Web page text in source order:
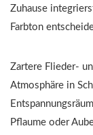
Zuhause
Farbton
Zartere Flieder-
Atmosphäre in
Pflaume oder